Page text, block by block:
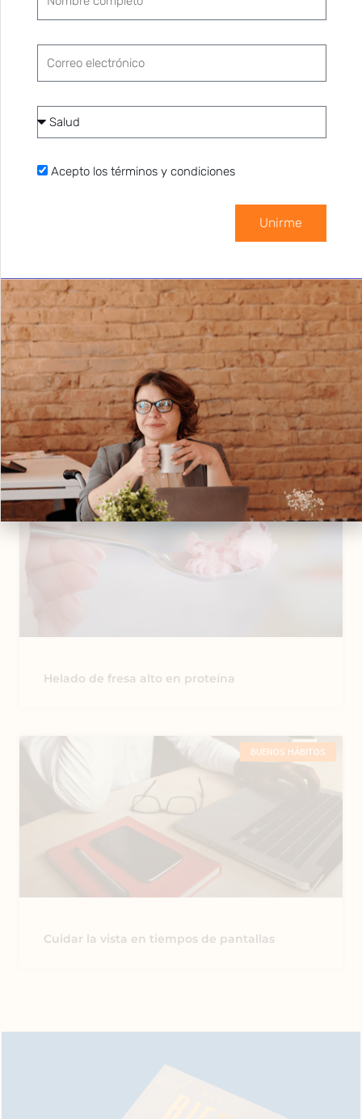
BUENOS HÁBITOS
Lasaña de Zucchini
BUENOS HÁBITOS
Helado de fresa alto en proteína
BUENOS HÁBITOS
Cuidar la vista en tiempos de pantallas
completo
electrónico
Categoría
Acepto
Acepto los términos y condiciones
Unirme